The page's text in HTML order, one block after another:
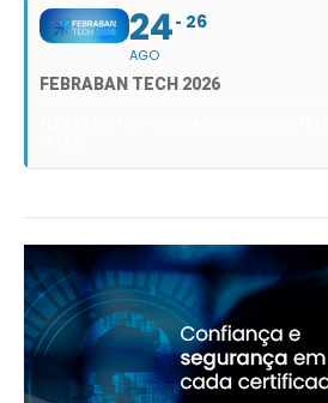
24
AGO
26
FEBRABAN TECH 2026